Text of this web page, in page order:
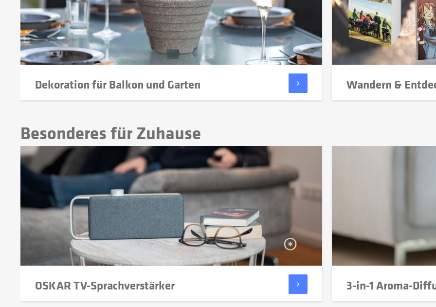
Dekoration für Balkon und Garten Wandern &
Besonderes für Zuhause
OSKAR TV-Sprachverstärker 3-in-1 Aroma-